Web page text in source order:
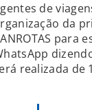
de
da
para
realizada de